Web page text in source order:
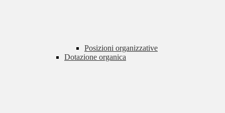
Posizioni organizzative
Dotazione organica